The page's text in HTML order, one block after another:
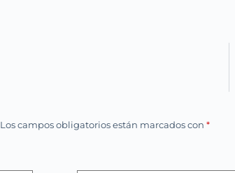
Los campos obligatorios están marcados con *